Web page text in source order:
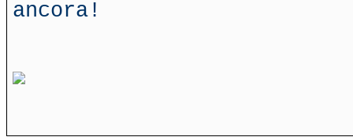
ancora!